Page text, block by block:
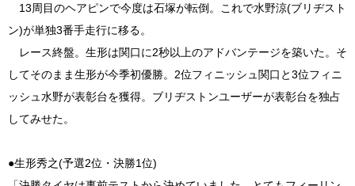
13周目のヘアピンで今度は石塚が転倒。これで水野涼(ブリヂスト
ン)が単独3番手走行に移る。
レース終盤。生形は関口に2秒以上のアドバンテージを築いた。そ
してそのまま生形が今季初優勝。2位フィニッシュ関口と3位フィニ
ッシュ水野が表彰台を獲得。ブリヂストンユーザーが表彰台を独占
してみせた。
●生形秀之(予選2位・決勝1位)